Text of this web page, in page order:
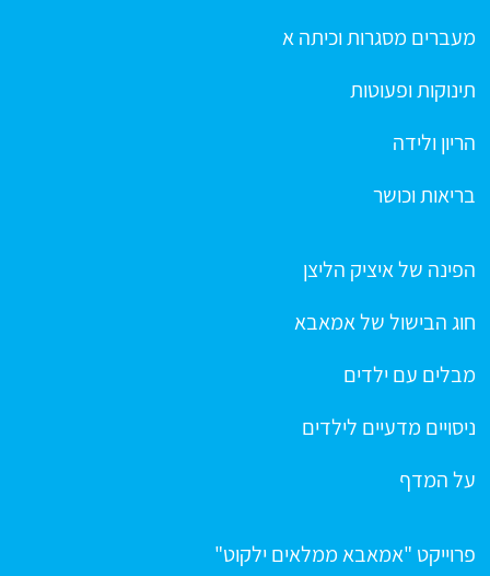
מעברים מסגרות וכיתה א
תינוקות ופעוטות
הריון ולידה
בריאות וכושר
הפינה של איציק הליצן
חוג הבישול של אמאבא
מבלים עם ילדים
ניסויים מדעיים לילדים
על המדף
פרוייקט "אמאבא ממלאים ילקוט"